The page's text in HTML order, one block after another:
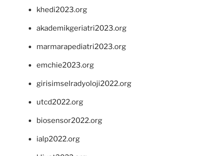
khedi2023.org
akademikgeriatri2023.org
marmarapediatri2023.org
emchie2023.org
girisimselradyoloji2022.org
utcd2022.org
biosensor2022.org
ialp2022.org